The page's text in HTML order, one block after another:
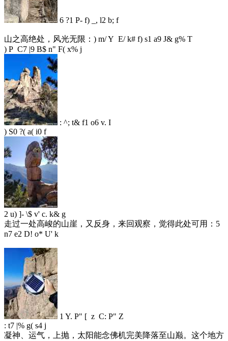
6 ?1 P- f) _, l2 b; f
山之高绝处，风光无限： ) m/ Y E/ k# f) s1 a9 J& g% T
) P C7 |9 B$ n" F( x% j
: ^; t& f1 o6 v. I
) S0 ?( a( i0 f
2 u) ]- \$ v' c. k& g
走过一处高峻的山崖，又反身，来回观察，觉得此处可用： 5
n7 e2 D! o* U' k
1 Y. P" [ z C: P" Z
: t7 |% g( s4 j
凝神、运气，上抛，太阳能念佛机完美降落至山巅。这个地方